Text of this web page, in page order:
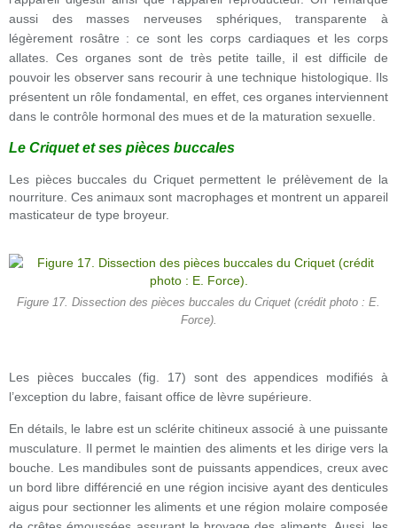
aussi des masses nerveuses sphériques, transparente à
légèrement rosâtre : ce sont les corps cardiaques et les corps
allates. Ces organes sont de très petite taille, il est difficile de
pouvoir les observer sans recourir à une technique histologique. Ils
présentent un rôle fondamental, en effet, ces organes interviennent
dans le contrôle hormonal des mues et de la maturation sexuelle.
Le Criquet et ses pièces buccales
Les pièces buccales du Criquet permettent le prélèvement de la
nourriture. Ces animaux sont macrophages et montrent un appareil
masticateur de type broyeur.
Figure 17. Dissection des pièces buccales du Criquet (crédit photo : E.
Force).
Les pièces buccales (fig. 17) sont des appendices modifiés à
l’exception du labre, faisant office de lèvre supérieure.
En détails, le labre est un sclérite chitineux associé à une puissante
musculature. Il permet le maintien des aliments et les dirige vers la
bouche. Les mandibules sont de puissants appendices, creux avec
un bord libre différencié en une région incisive ayant des denticules
aigus pour sectionner les aliments et une région molaire composée